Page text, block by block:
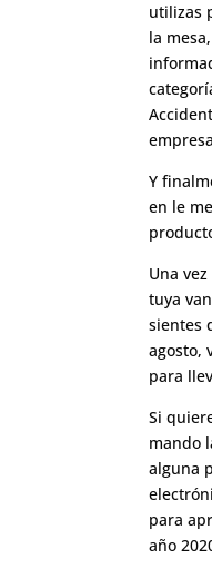
utilizas
la
Y
en le
Una
tuya
sientes
agosto,
para
Si
mando
alguna
para
año